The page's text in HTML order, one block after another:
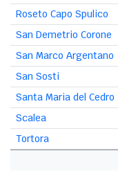
Roseto Capo Spulico
San Demetrio Corone
San Marco Argentano
San Sosti
Santa Maria del Cedro
Scalea
Tortora